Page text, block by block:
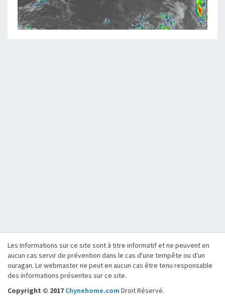
Les Informations sur ce site sont à titre informatif et ne peuvent en
aucun cas servir de prévention dans le cas d'une tempête ou d'un
ouragan. Le webmaster ne peut en aucun cas être tenu responsable
des informations présentes sur ce site.
Copyright © 2017 Chynehome.com Droit Réservé.